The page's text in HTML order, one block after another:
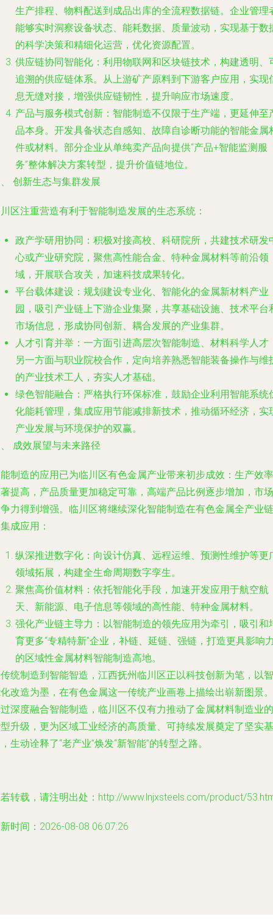
生产排程、物料配送到成品出库的全流程数据链。企业管理
能够实时洞察设备状态、能耗数据、质量波动，实现基于数
的科学决策和精细化运营，优化资源配置。
供应链协同智能化 ：利用物联网和区块链技术，构建透明、
追溯的供应链体系。从上游矿产原料到下游客户应用，实现
息无缝对接，增强供应链韧性，提升响应市场速度。
产品与服务模式创新 ：智能制造不仅限于生产端，更延伸至
品本身。开发具备状态自感知、故障自诊断功能的智能金属
件或材料。部分企业从单纯卖产品向提供“产品+智能监测服
务”整体解决方案转型，提升价值链地位。
创新生态与集群发展
区注重营造有利于智能制造发展的生态系统：
政产学研用协同 ：积极对接高校、科研院所，共建技术研发
心或产业研究院，聚焦高性能合金、特种金属材料等前沿领
域，开展联合攻关，加速科技成果转化。
平台载体建设 ：规划建设专业化、智能化的金属新材料产业
园，吸引产业链上下游企业集聚，共享基础设施、技术平台
市场信息，形成协同创新、耦合发展的产业集群。
人才引育并举 ：一方面引进高层次智能制造、材料科学人才
另一方面与职业院校合作，定向培养熟悉智能装备操作与维
的产业技术工人，夯实人才基础。
绿色智能融合 ：严格执行环保标准，鼓励企业利用智能系统
化能耗管理，集成应用节能减排新技术，推动循环经济，实
产业发展与环境保护的双赢。
成效展望与未来路径
制造的应用已为临川区有色金属产业带来初步成效：生产效率
提高，产品质量更加稳定可靠，高端产品比例逐步增加，市场
力得到增强。临川区将继续深化智能制造在有色金属全产业链
成应用：
纵深推进数字化 ：向设计仿真、远程运维、预测性维护等更
领域拓展，构建全生命周期数字孪生。
聚焦高价值材料 ：依托智能化手段，加速开发应用于航空航
天、新能源、电子信息等领域的高性能、特种金属材料。
强化产业链主导力 ：以智能制造的领先应用为牵引，吸引和
育更多“专精特新”企业，补链、延链、强链，打造更具影响
的区域性金属材料智能制造高地。
统制造到智能智造，江西抚州临川区正以科技创新为笔，以智
改造为墨，在有色金属这一传统产业画卷上描绘出崭新图景。
深度融合智能制造，临川区不仅有力推动了金属材料制造业的
升级，更为区域工业经济的高质量、可持续发展奠定了坚实基
生动诠释了“老产业”焕发“新智能”的转型之路。
转载，请注明出处：http://www.lnjxsteels.com/product/
时间：2026-08-08 06:07:26